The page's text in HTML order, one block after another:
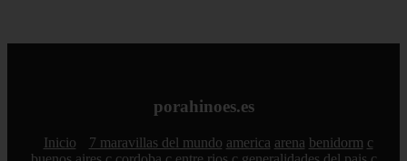
porahinoes.es
Inicio 7 maravillas del mundo america arena benidorm c